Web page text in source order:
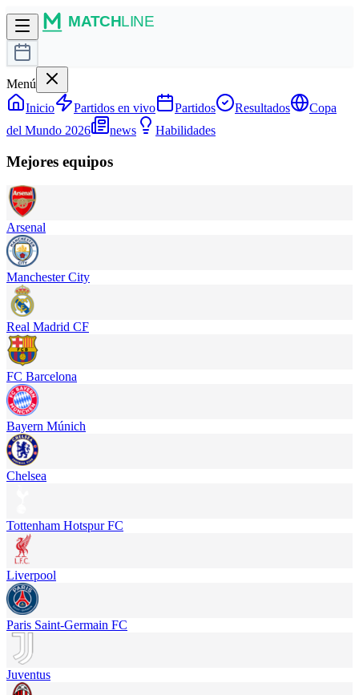
Menú
Inicio
Partidos en vivo Partidos Resultados
Copa
del Mundo 2026
news Habilidades
Mejores equipos
Arsenal
Manchester City
Real Madrid CF
FC Barcelona
Bayern Múnich
Chelsea
Tottenham Hotspur FC
Liverpool
Paris Saint-Germain FC
Juventus